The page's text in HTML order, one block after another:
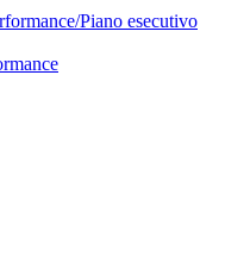
Piano esecutivo